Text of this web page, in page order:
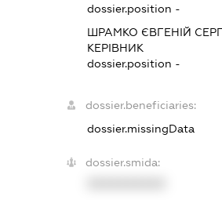
dossier.position -
ШРАМКО ЄВГЕНІЙ
КЕРІВНИК
dossier.position -
dossier.beneficiaries:
dossier.missingData
dossier.smida: